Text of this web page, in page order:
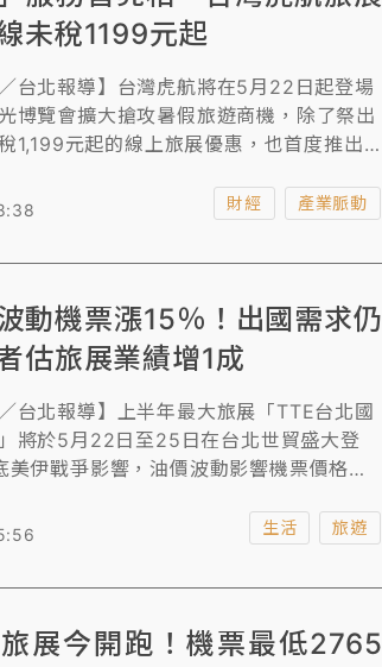
未稅1199元起
／台北報導】台灣虎航將在5月22日起登場
博覽會擴大搶攻暑假旅遊商機，除了祭出
1,199元起的線上旅展優惠，也首度推出
。
財經 產業脈動
動機票漲15％！出國需求仍
估旅展業績增1成
台北報導】上半年最大旅展「TTE台北國
將於5月22日至25日在台北世貿盛大登
美伊戰爭影響，油價波動影響機票價格漲
較去年增1至2成，動能為日韓商品持續熱
馬。
生活 旅遊
展今開跑！機票最低2765